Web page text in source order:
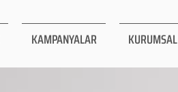
KAMPANYALAR KURUMSAL